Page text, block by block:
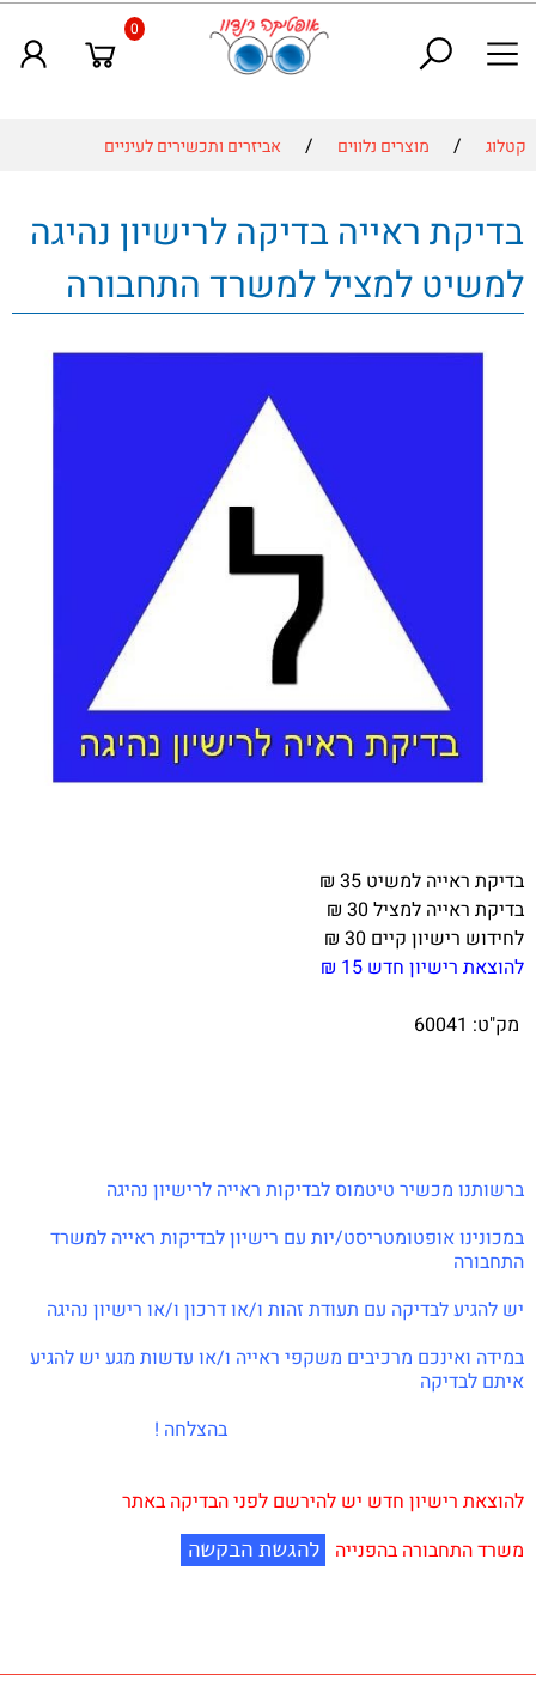
0
קטלוג / מוצרים נלווים / אביזרים ותכשירים לעיניים
בדיקת ראייה בדיקה לרישיון נהיגה
למשיט למציל למשרד התחבורה
בדיקת ראייה למשיט 35 ₪
בדיקת ראייה למציל 30 ₪
לחידוש רישיון קיים 30 ₪
להוצאת רישיון חדש 15 ₪
מק"ט: 60041
ברשותנו מכשיר טיטמוס לבדיקות ראייה לרישיון נהיגה
במכונינו אופטומטריסט/יות עם רישיון לבדיקות ראייה למשרד
התחבורה
יש להגיע לבדיקה עם תעודת זהות ו/או דרכון ו/או רישיון נהיגה
במידה ואינכם מרכיבים משקפי ראייה ו/או עדשות מגע יש להגיע
איתם לבדיקה
בהצלחה !
להוצאת רישיון חדש יש להירשם לפני הבדיקה באתר
משרד התחבורה בהפנייה להגשת הבקשה